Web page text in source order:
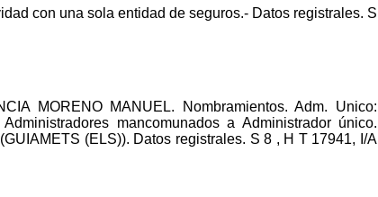
con una sola entidad de seguros.- Datos registrales. S
MORENO MANUEL. Nombramientos. Adm. Unico:
mancomunados a Administrador único.
(ELS)). Datos registrales. S 8 , H T 17941, I/A